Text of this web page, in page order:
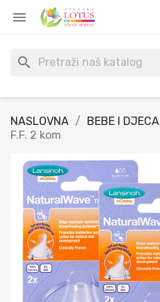

search
NASLOVNA BEBE I DJECA
F.F. 2 kom